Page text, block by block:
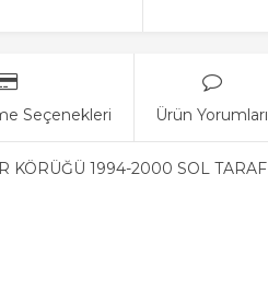
Seçenekleri Ürün Yorumları
KÖRÜĞÜ 1994-2000 SOL TARAF